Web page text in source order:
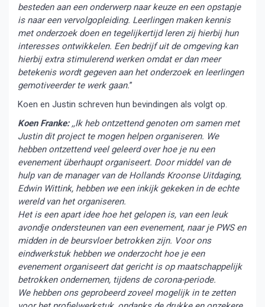
besteden aan een onderwerp naar keuze en een opstapje
is naar een vervolgopleiding. Leerlingen maken kennis
met onderzoek doen en tegelijkertijd leren zij hierbij hun
interesses ontwikkelen. Een bedrijf uit de omgeving kan
hierbij extra stimulerend werken omdat er dan meer
betekenis wordt gegeven aan het onderzoek en leerlingen
gemotiveerder te werk gaan.”
Koen en Justin schreven hun bevindingen als volgt op.
Koen Franke:,,Ik heb ontzettend genoten om samen met
Justin dit project te mogen helpen organiseren. We
hebben ontzettend veel geleerd over hoe je nu een
evenement überhaupt organiseert. Door middel van de
hulp van de manager van de Hollands Kroonse Uitdaging,
Edwin Wittink, hebben we een inkijk gekeken in de echte
wereld van het organiseren.
Het is een apart idee hoe het gelopen is, van een leuk
avondje ondersteunen van een evenement, naar je PWS en
midden in de beursvloer betrokken zijn. Voor ons
eindwerkstuk hebben we onderzocht hoe je een
evenement organiseert dat gericht is op maatschappelijk
betrokken ondernemen, tijdens de corona-periode.
We hebben ons geprobeerd zoveel mogelijk in te zetten